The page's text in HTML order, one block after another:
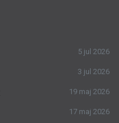
5 jul 2026
3 jul 2026
19 maj 2026
17 maj 2026